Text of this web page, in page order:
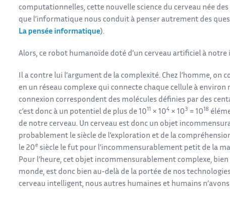
computationnelles, cette nouvelle science du cerveau née
que l’informatique nous conduit à penser autrement des
La pensée informatique).
Alors, ce robot humanoïde doté d’un cerveau artificiel à
Il a contre lui l’argument de la complexité. Chez l’homme,
en un réseau complexe qui connecte chaque cellule à environ
connexion correspondent des molécules définies par des
c’est donc à un potentiel de plus de 1011 × 104 × 103 = 1018
de notre cerveau. Un cerveau est donc un objet
probablement le siècle de l’exploration et de la
le 20e siècle le fut pour l’incommensurablement petit de la
Pour l’heure, cet objet incommensurablement complexe,
monde, est donc bien au-delà de la portée de nos
cerveau intelligent, nous autres humaines et humains